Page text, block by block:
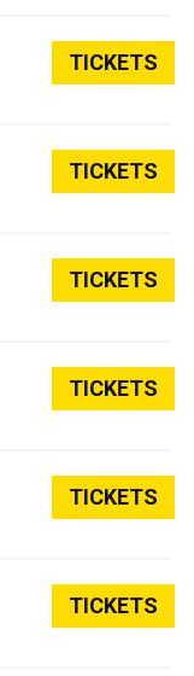
TICKETS
TICKETS
TICKETS
TICKETS
TICKETS
TICKETS